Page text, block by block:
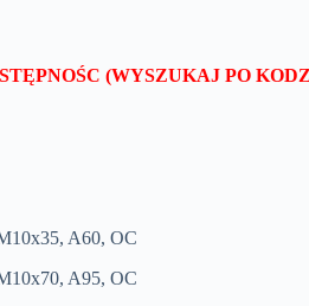
(WYSZUKAJ PO
A60, OC
A95, OC